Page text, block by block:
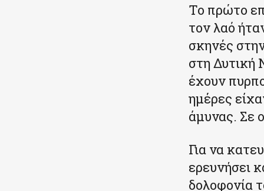
Το πρώτο
τον λαό
σκηνές
στη Δυτική
έχουν
ημέρες
άμυνας. Σε
Για να
ερευνήσει
δολοφονία